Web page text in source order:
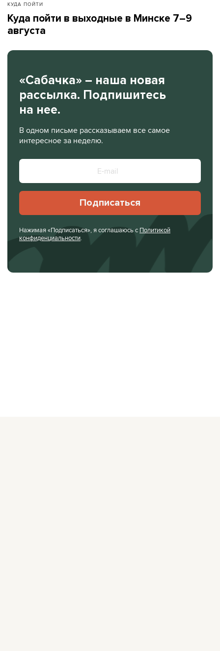
КУДА ПОЙТИ
Куда пойти в выходные в Минске 7–9
августа
«Сабачка» – наша новая
рассылка. Подпишитесь
на нее.
В одном письме рассказываем все самое
интересное за неделю.
Подписаться
Нажимая «Подписаться», я соглашаюсь с Политикой
конфиденциальности.